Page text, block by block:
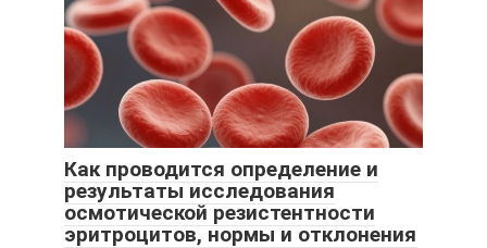
Как проводится определение и
результаты исследования
осмотической резистентности
эритроцитов, нормы и отклонения